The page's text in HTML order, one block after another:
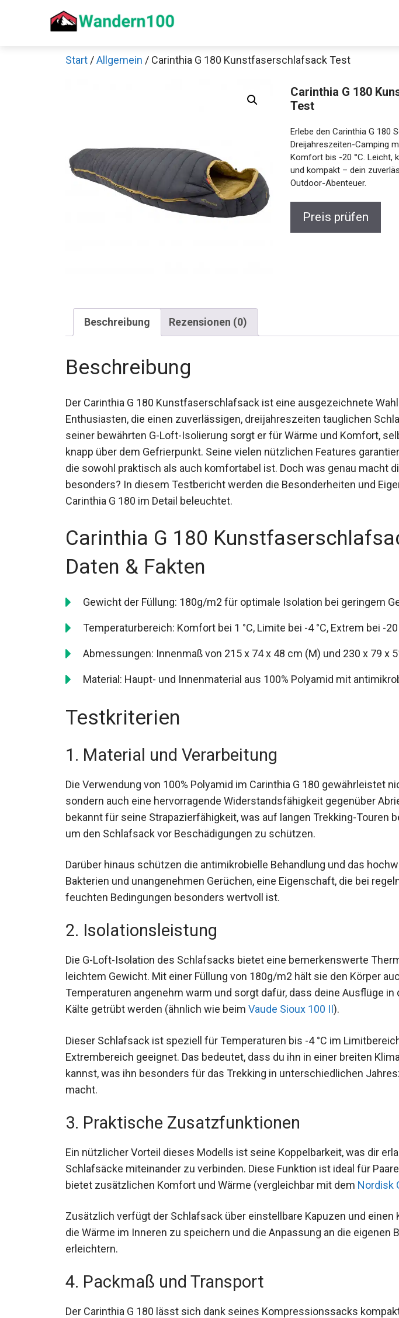
Start /Allgemein / Carinthia G 180 Kunstfaserschlafsack Test
Carinthia G 180
Test
Erlebe den Carinthia G 180
Dreijahreszeiten-Camping
Komfort bis -20 °C. Leicht,
und kompakt – dein
Outdoor-Abenteuer.
Preis prüfen
Beschreibung Rezensionen (0)
Beschreibung
Der Carinthia G 180 Kunstfaserschlafsack ist eine ausgezeichnete Wahl
Enthusiasten, die einen zuverlässigen, dreijahreszeiten tauglichen
seiner bewährten G-Loft-Isolierung sorgt er für Wärme und Komfort,
Temperaturen knapp über dem Gefrierpunkt. Seine vielen nützlichen
eine Anwendung, die sowohl praktisch als auch komfortabel ist. Doch
diesen Schlafsack so besonders? In diesem Testbericht werden die
Eigenschaften des Carinthia G 180 im Detail beleuchtet.
Carinthia G 180
Daten & Fakten
Gewicht der Füllung: 180g/m2 für optimale Isolation bei geringem
Temperaturbereich: Komfort bei 1 °C, Limite bei -4 °C, Extrem bei -20
Abmessungen: Innenmaß von 215 x 74 x 48 cm (M) und 230 x 79 x
Material: Haupt- und Innenmaterial aus 100% Polyamid mit
Testkriterien
1. Material und Verarbeitung
Die Verwendung von 100% Polyamid im Carinthia G 180 gewährleistet
Langlebigkeit, sondern auch eine hervorragende Widerstandsfähigkeit
Polyamid ist bekannt für seine Strapazierfähigkeit, was auf langen
besonders wichtig ist, um den Schlafsack vor Beschädigungen zu
Darüber hinaus schützen die antimikrobielle Behandlung und das
vor Bakterien und unangenehmen Gerüchen, eine Eigenschaft, die bei
Nutzung in feuchten Bedingungen besonders wertvoll ist.
2. Isolationsleistung
Die G-Loft-Isolation des Schlafsacks bietet eine bemerkenswerte
leichtem Gewicht. Mit einer Füllung von 180g/m2 hält sie den Körper
Temperaturen angenehm warm und sorgt dafür, dass deine Ausflüge in
durch Kälte getrübt werden (ähnlich wie beim Vaude Sioux 100 II
Dieser Schlafsack ist speziell für Temperaturen bis -4 °C im
Extrembereich geeignet. Das bedeutet, dass du ihn in einer breiten
kannst, was ihn besonders für das Trekking in unterschiedlichen
macht.
3. Praktische Zusatzfunktionen
Ein nützlicher Vorteil dieses Modells ist seine Koppelbarkeit, was dir
Schlafsäcke miteinander zu verbinden. Diese Funktion ist ideal für
bietet zusätzlichen Komfort und Wärme (vergleichbar mit dem Nordisk
Zusätzlich verfügt der Schlafsack über einstellbare Kapuzen und einen
helfen, die Wärme im Inneren zu speichern und die Anpassung an die
zu erleichtern.
4. Packmaß und Transport
Der Carinthia G 180 lässt sich dank seines Kompressionssacks
Schaue dir jetzt die
Jetzt